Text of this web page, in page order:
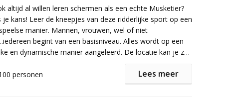
altijd al willen leren schermen als een echte Musketier?
je kans! Leer de kneepjes van deze ridderlijke sport op een
manier. Mannen, vrouwen, wel of niet
begint van een basisniveau. Alles wordt op een
en dynamische manier aangeleerd. De locatie kan je zelf
personen Lees meer